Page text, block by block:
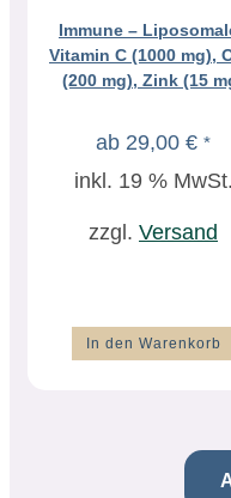
Immune –
Vitamin C (1000 mg),
(200 mg), Zink (15
ab 29,00 € *
inkl. 19 % MwSt.
zzgl. Versand
In den Warenkorb